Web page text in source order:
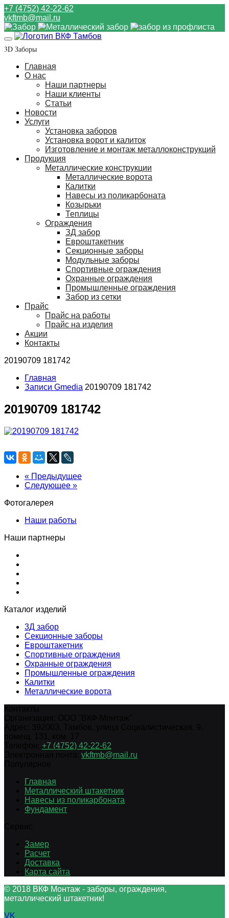
+7 (4752) 42-22-62
vkftmb@mail.ru
3D Заборы
Главная
О нас
Наши партнеры
Наши клиенты
Статьи
Новости
Услуги
Установка заборов
Установка ворот и калиток
Изготовление и монтаж металлоконструкций
Продукция
Металлические конструкции
Металлические ворота
Калитки
Навесы из поликарбоната
Козырьки
Теплицы
Ограждения
ЗД забор
Евроштакетник
Секционные заборы
Модульные заборы
Спортивные ограждения
Охранные ограждения
Промышленные ограждения
Забор из сетки
Прайс
Прайс на работы
Прайс на изделия
Акции
Контакты
20190709 181742
Главная
Записи Gmedia 20190709 181742
20190709 181742
« Предыдущее
Следующее »
Фотогалерея
Наши работы
Наши партнеры
Каталог изделий
3Д забор
Секционные заборы
Евроштакетник
Спортивные ограждения
Охранные ограждения
Промышленные ограждения
Калитки
Металлические ворота
+7 (4752) 42-22-62
vkftmb@mail.ru
Главная
Металлический штакетник
Навесы из поликарбоната
Фундамент
Замер
Расчет
Доставка
Карта сайта
© 2018 ВКФ Монтаж - заборы, ограждения,
металлический штакетник!
VK